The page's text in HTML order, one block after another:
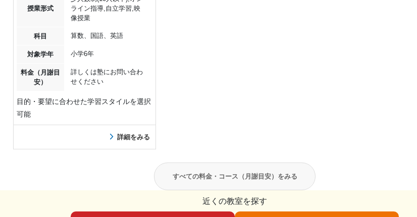
授業形式
ライン指導,自立学習,映
像授業
科目 算数、国語、英語
対象学年 小学6年
料金（月謝目
安）
詳しくは塾にお問い合わ
せください
目的・要望に合わせた学習スタイルを選択
可能
詳細をみる
すべての料金・コース（月謝目安）をみる
近くの教室を探す